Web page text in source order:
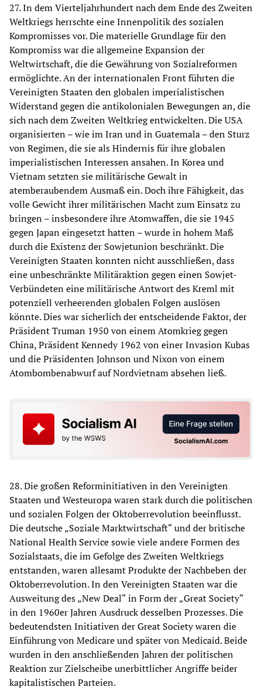
27. In dem Vierteljahrhundert nach dem Ende des Zweiten
Weltkriegs herrschte eine Innenpolitik des sozialen
Kompromisses vor. Die materielle Grundlage für den
Kompromiss war die allgemeine Expansion der
Weltwirtschaft, die die Gewährung von Sozialreformen
ermöglichte. An der internationalen Front führten die
Vereinigten Staaten den globalen imperialistischen
Widerstand gegen die antikolonialen Bewegungen an, die
sich nach dem Zweiten Weltkrieg entwickelten. Die USA
organisierten – wie im Iran und in Guatemala – den Sturz
von Regimen, die sie als Hindernis für ihre globalen
imperialistischen Interessen ansahen. In Korea und
Vietnam setzten sie militärische Gewalt in
atemberaubendem Ausmaß ein. Doch ihre Fähigkeit, das
volle Gewicht ihrer militärischen Macht zum Einsatz zu
bringen – insbesondere ihre Atomwaffen, die sie 1945
gegen Japan eingesetzt hatten – wurde in hohem Maß
durch die Existenz der Sowjetunion beschränkt. Die
Vereinigten Staaten konnten nicht ausschließen, dass
eine unbeschränkte Militäraktion gegen einen Sowjet-
Verbündeten eine militärische Antwort des Kreml mit
potenziell verheerenden globalen Folgen auslösen
könnte. Dies war sicherlich der entscheidende Faktor, der
Präsident Truman 1950 von einem Atomkrieg gegen
China, Präsident Kennedy 1962 von einer Invasion Kubas
und die Präsidenten Johnson und Nixon von einem
Atombombenabwurf auf Nordvietnam absehen ließ.
28. Die großen Reforminitiativen in den Vereinigten
Staaten und Westeuropa waren stark durch die politischen
und sozialen Folgen der Oktoberrevolution beeinflusst.
Die deutsche „Soziale Marktwirtschaft“ und der britische
National Health Service sowie viele andere Formen des
Sozialstaats, die im Gefolge des Zweiten Weltkriegs
entstanden, waren allesamt Produkte der Nachbeben der
Oktoberrevolution. In den Vereinigten Staaten war die
Ausweitung des „New Deal“ in Form der „Great Society“
in den 1960er Jahren Ausdruck desselben Prozesses. Die
bedeutendsten Initiativen der Great Society waren die
Einführung von Medicare und später von Medicaid. Beide
wurden in den anschließenden Jahren der politischen
Reaktion zur Zielscheibe unerbittlicher Angriffe beider
kapitalistischen Parteien.